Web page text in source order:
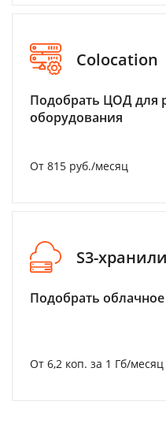
Colocation
Подобрать ЦОД для
оборудования
От 815 руб./месяц
S3-
Подобрать
От 6,2 коп. за 1 Гб/месяц